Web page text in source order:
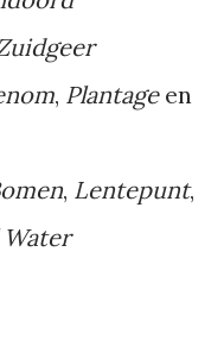
, Plantage en
, Lentepunt,